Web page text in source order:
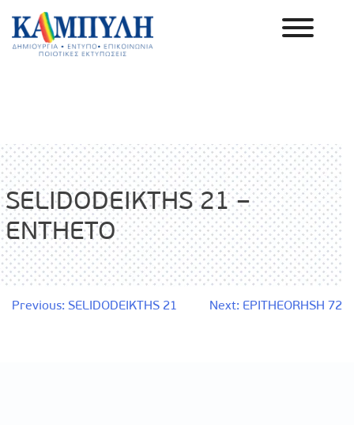
Skip
content
SELIDODEIKTHS 21 –
ENTHETO
Πλοήγηση
Previous: SELIDODEIKTHS 21 Next: EPITHEORHSH 72